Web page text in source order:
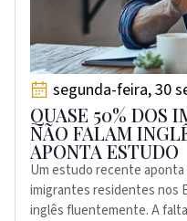
segunda-feira, 30
QUASE 50% DOS
NÃO FALAM
APONTA ESTUDO
Um estudo recente
imigrantes residentes nos
inglês fluentemente. A